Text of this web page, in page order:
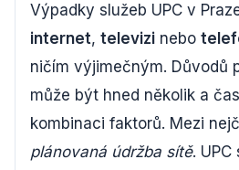
Výpadky služeb UPC v
internet, televizi nebo
ničím výjimečným. Důvodů
může být hned několik a
kombinaci faktorů. Mezi
plánovaná údržba sítě.